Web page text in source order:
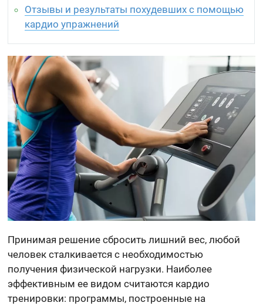
Отзывы и результаты похудевших с помощью
кардио упражнений
Принимая решение сбросить лишний вес, любой
человек сталкивается с необходимостью
получения физической нагрузки. Наиболее
эффективным ее видом считаются кардио
тренировки: программы, построенные на